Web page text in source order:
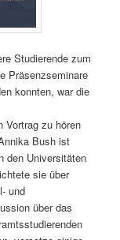
Studierende zum
Präsenzseminare
konnten, war die
Vortrag zu hören
Bush ist
den Universitäten
sie über
und
über das